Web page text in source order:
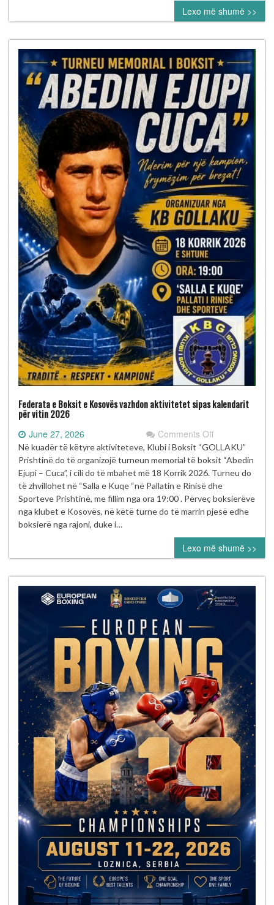
Lexo më shumë >>
Federata e Boksit e Kosovës vazhdon aktivitetet sipas kalendarit
për vitin 2026
June 27, 2026 Comments Offon
Federata
e
Boksit
e
Kosovës
vazhdon
sipas
kalendarit
për
vitin
2026
Në kuadër të këtyre aktiviteteve, Klubi i Boksit “GOLLAKU”
Prishtinë do të organizojë turneun memorial të boksit “Abedin
Ejupi – Cuca”, i cili do të mbahet më 18 Korrik 2026. Turneu do
të zhvillohet në “Salla e Kuqe “në Pallatin e Rinisë dhe
Sporteve Prishtinë, me fillim nga ora 19:00 . Përveç boksierëve
nga klubet e Kosovës, në këtë turne do të marrin pjesë edhe
boksierë nga rajoni, duke i…
Lexo më shumë >>